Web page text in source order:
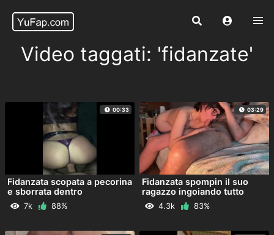
Video taggati: 'fidanzate'
00:33
Fidanzata scopata a pecorina
e sborrata dentro
7k 88%
03:29
Fidanzata spompin il suo
ragazzo ingoiando tutto
4.3k 83%